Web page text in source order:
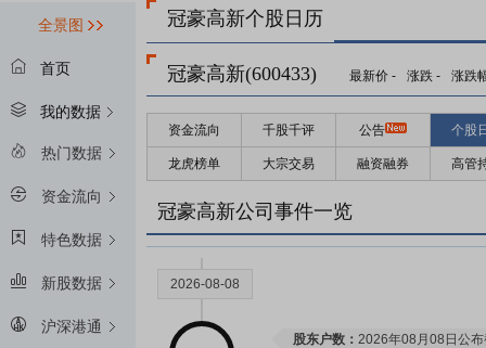
全景图
首页
我的数据
热门数据
资金流向
特色数据
新股数据
沪深港通
冠豪高新个股日历
冠豪高新(600433) 最新价 - 涨跌 - 涨跌
资金流向 千股千评 公告 个股
龙虎榜单 大宗交易 融资融券 高管
冠豪高新公司事件一览
2026-08-25
股东大会：
2026-08-08
股东户数： 2026年08月08日公